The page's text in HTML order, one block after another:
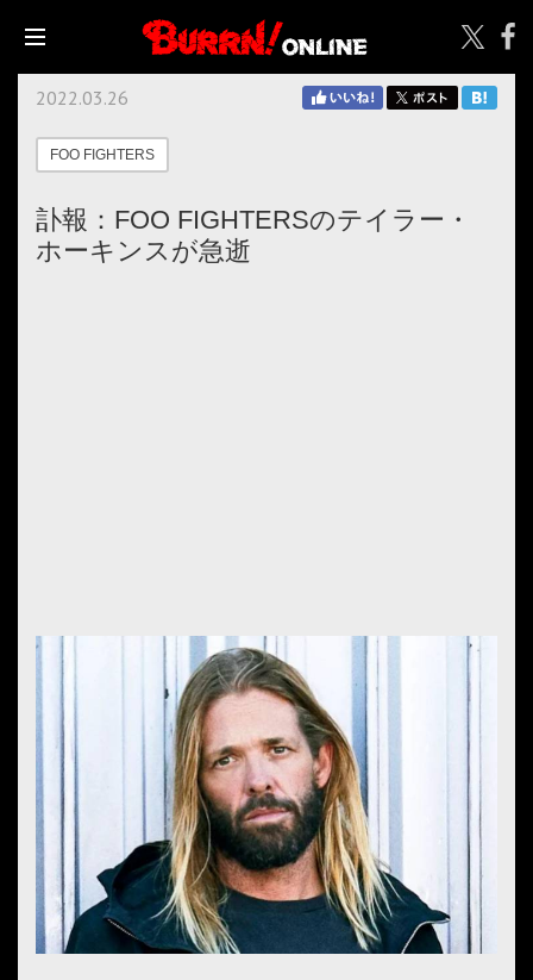
2022.03.26
FOO FIGHTERS
訃報：FOO FIGHTERSのテイラー・
ホーキンスが急逝